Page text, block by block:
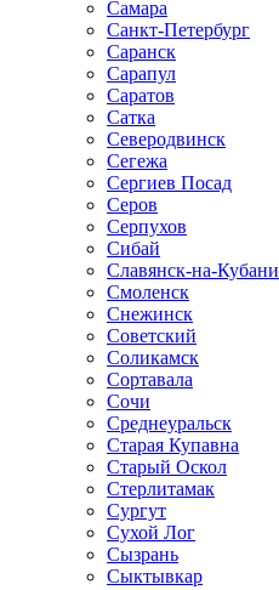
Самара
Санкт-Петербург
Саранск
Сарапул
Саратов
Сатка
Северодвинск
Сегежа
Сергиев Посад
Серов
Серпухов
Сибай
Славянск-на-Кубани
Смоленск
Снежинск
Советский
Соликамск
Сортавала
Сочи
Среднеуральск
Старая Купавна
Старый Оскол
Стерлитамак
Сургут
Сухой Лог
Сызрань
Сыктывкар